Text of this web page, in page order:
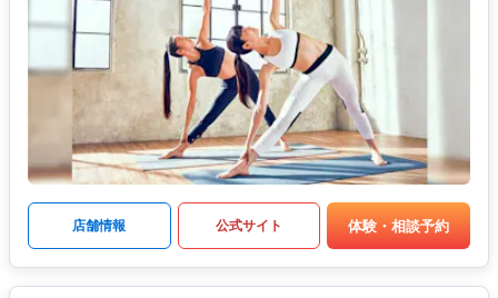
店舗情報 公式サイト 体験・相談予約